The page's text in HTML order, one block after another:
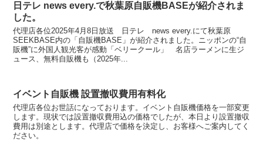
日テレ news every.で秋葉原自販機BASEが紹介されま
した。
代理店各位2025年4月8日放送 日テレ news every.にて秋葉原
SEEKBASE内の「自販機BASE」が紹介されました。ニッポンの“自
販機”に外国人観光客が感動「ベリークール」 名店ラーメンに生ジ
ュース、無料自販機も（2025年...
イベント自販機 設置撤収費用有料化
代理店各位お世話になっております。イベント自販機価格を一部変更
します。現状では設置撤収費用込の価格でしたが、本日より設置撤収
費用は別途とします。代理店で価格を決定し、お客様へご案内してく
ださい。